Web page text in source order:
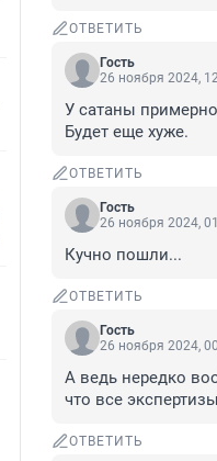
ОТВЕТИТЬ
Гость
26 ноября 2024,
У сатаны
Будет еще хуже.
ОТВЕТИТЬ
Гость
26 ноября 2024,
Кучно пошли...
ОТВЕТИТЬ
Гость
26 ноября 2024,
А ведь нередко
что все
ОТВЕТИТЬ